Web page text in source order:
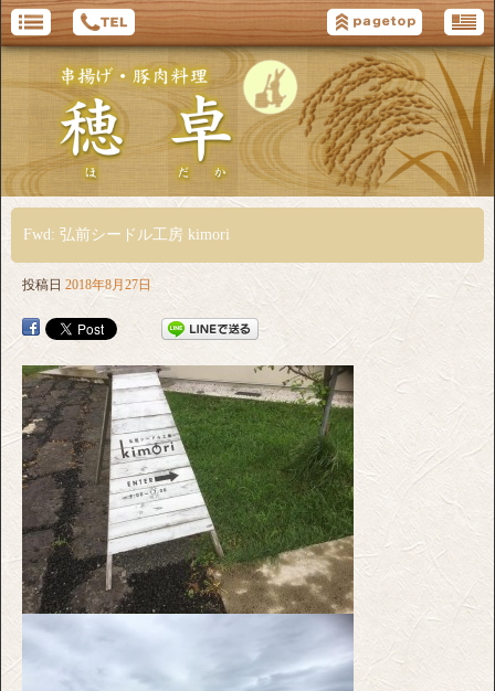
Fwd: 弘前シードル工房 kimori
投稿日 2018年8月27日